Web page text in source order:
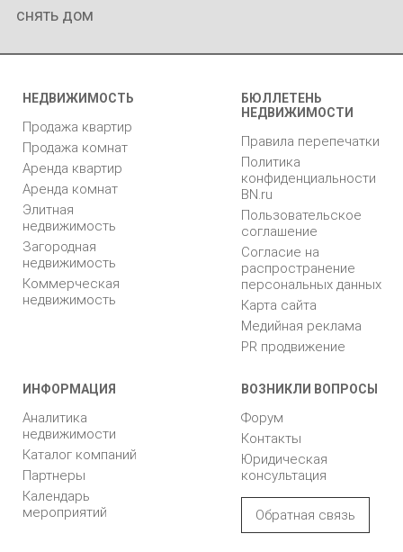
снять дом
НЕДВИЖИМОСТЬ
Продажа квартир
Продажа комнат
Аренда квартир
Аренда комнат
Элитная
недвижимость
Загородная
недвижимость
Коммерческая
недвижимость
БЮЛЛЕТЕНЬ
НЕДВИЖИМОСТИ
Правила перепечатки
Политика
конфиденциальности
BN.ru
Пользовательское
соглашение
Согласие на
распространение
персональных данных
Карта сайта
Медийная реклама
PR продвижение
ИНФОРМАЦИЯ
Аналитика
недвижимости
Каталог компаний
Партнеры
Календарь
мероприятий
ВОЗНИКЛИ ВОПРОСЫ
Форум
Контакты
Юридическая
консультация
Обратная связь